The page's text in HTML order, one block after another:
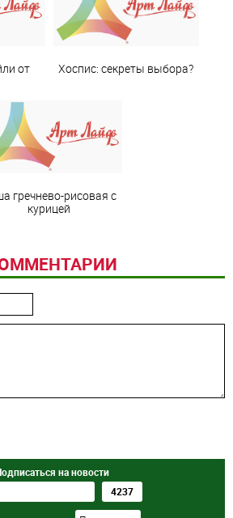
от
Хоспис: секреты выбора?
гречнево-рисовая с
курицей
на новости